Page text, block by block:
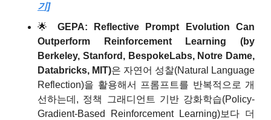
기]
🌟
GEPA: Reflective Prompt Evolution Can
Outperform Reinforcement
Learning (by
Berkeley, Stanford, BespokeLabs, Notre Dame,
Databricks, MIT)은 자연어 성찰(Natural Language
Reflection)을 활용해서 프롬프트를 반복적으로 개
선하는데, 정책 그래디언트 기반 강화학습(Policy-
Gradient-Based Reinforcement Learning)보다 더